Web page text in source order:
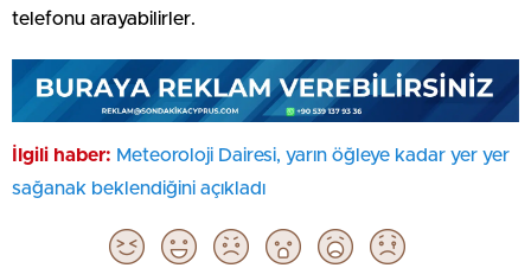
telefonu arayabilirler.
İlgili haber: Meteoroloji Dairesi, yarın öğleye kadar yer yer
sağanak beklendiğini açıkladı